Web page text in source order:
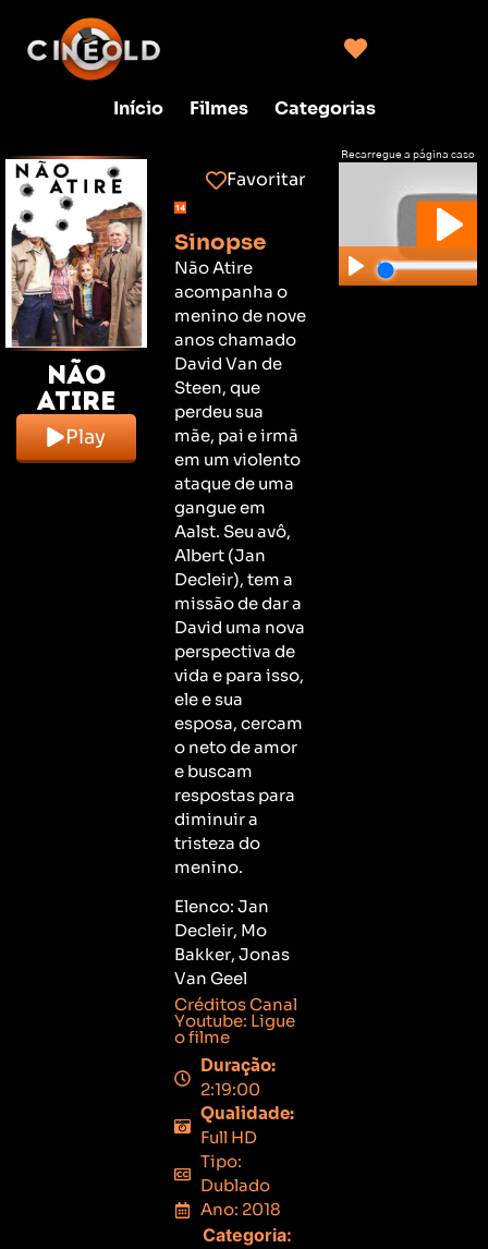
Início Filmes Categorias
Não
Atire
Play
Favoritar
Sinopse
Não Atire
acompanha o
menino de nove
anos chamado
David Van de
Steen, que
perdeu sua
mãe, pai e irmã
em um violento
ataque de uma
gangue em
Aalst. Seu avô,
Albert (Jan
Decleir), tem a
missão de dar a
David uma nova
perspectiva de
vida e para isso,
ele e sua
esposa, cercam
o neto de amor
e buscam
respostas para
diminuir a
tristeza do
menino.
Elenco: Jan
Decleir, Mo
Bakker, Jonas
Van Geel
Créditos Canal
Youtube: Ligue
o filme
Duração:
2:19:00
Qualidade:
Full HD
Tipo:
Dublado
Ano: 2018
Categoria:
Recarregue a página caso